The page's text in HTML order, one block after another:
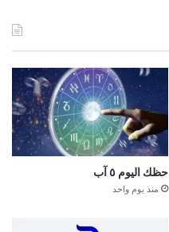
حظك اليوم ٥ آب
منذ يوم واحد